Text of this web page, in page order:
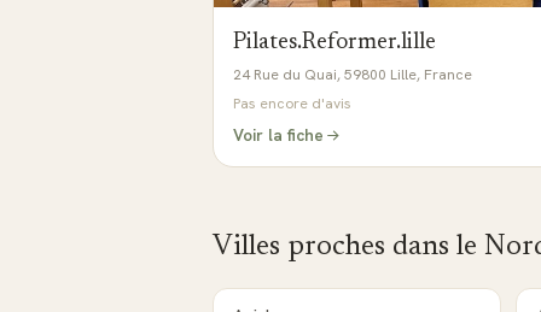
Pilates.Reformer.lille
24 Rue du Quai, 59800 Lille, France
Pas encore d'avis
Voir la fiche
Villes proches dans le